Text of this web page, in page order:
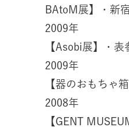
BAtoM展】・新
2009年
【Asobi展】・
2009年
【器のおもちゃ
2008年
【GENT